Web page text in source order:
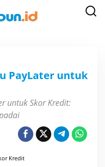
PayLater untuk
untuk Skor Kredit: